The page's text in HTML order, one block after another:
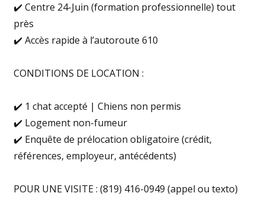
✔️ Centre 24-Juin (formation professionnelle) tout
près
✔️ Accès rapide à l’autoroute 610
CONDITIONS DE LOCATION :
✔️ 1 chat accepté | Chiens non permis
✔️ Logement non-fumeur
✔️ Enquête de prélocation obligatoire (crédit,
références, employeur, antécédents)
POUR UNE VISITE : (819) 416-0949 (appel ou texto)